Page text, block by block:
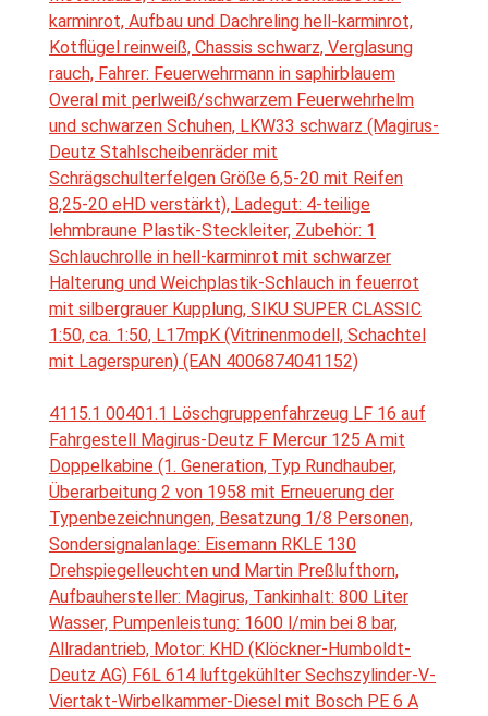
karminrot, Aufbau und Dachreling hell-karminrot,
Kotflügel reinweiß, Chassis schwarz, Verglasung
rauch, Fahrer: Feuerwehrmann in saphirblauem
Overal mit perlweiß/schwarzem Feuerwehrhelm
und schwarzen Schuhen, LKW33 schwarz (Magirus-
Deutz Stahlscheibenräder mit
Schrägschulterfelgen Größe 6,5-20 mit Reifen
8,25-20 eHD verstärkt), Ladegut: 4-teilige
lehmbraune Plastik-Steckleiter, Zubehör: 1
Schlauchrolle in hell-karminrot mit schwarzer
Halterung und Weichplastik-Schlauch in feuerrot
mit silbergrauer Kupplung, SIKU SUPER CLASSIC
1:50, ca. 1:50, L17mpK (Vitrinenmodell, Schachtel
mit Lagerspuren) (EAN 4006874041152)
4115.1 00401.1 Löschgruppenfahrzeug LF 16 auf
Fahrgestell Magirus-Deutz F Mercur 125 A mit
Doppelkabine (1. Generation, Typ Rundhauber,
Überarbeitung 2 von 1958 mit Erneuerung der
Typenbezeichnungen, Besatzung 1/8 Personen,
Sondersignalanlage: Eisemann RKLE 130
Drehspiegelleuchten und Martin Preßlufthorn,
Aufbauhersteller: Magirus, Tankinhalt: 800 Liter
Wasser, Pumpenleistung: 1600 l/min bei 8 bar,
Allradantrieb, Motor: KHD (Klöckner-Humboldt-
Deutz AG) F6L 614 luftgekühlter Sechszylinder-V-
Viertakt-Wirbelkammer-Diesel mit Bosch PE 6 A